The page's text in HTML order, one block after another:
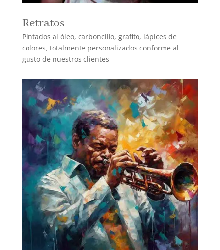
Retratos
Pintados al óleo, carboncillo, grafito, lápices de
colores, totalmente personalizados conforme al
gusto de nuestros clientes.